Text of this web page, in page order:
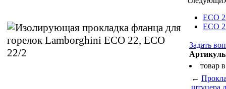
ECO
ECO
Задать
товар
←
штуцера